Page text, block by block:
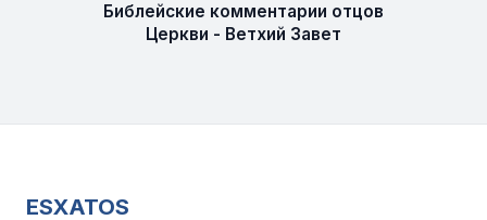
Библейские комментарии отцов
Церкви - Ветхий Завет
ESXATOS